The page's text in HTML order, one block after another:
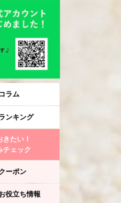
コラム
ンキング
たい！
チェック
ーポン
役立ち情報